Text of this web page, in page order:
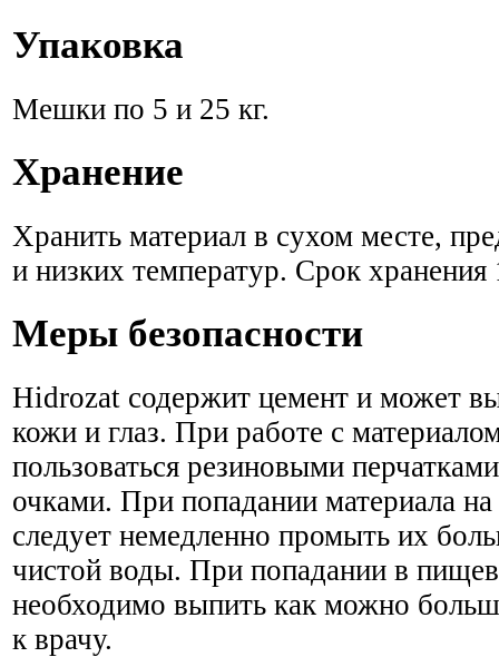
Упаковка
Мешки по 5 и 25 кг.
Хранение
Хранить материал в сухом месте,
и низких температур. Срок хранения
Меры безопасности
Hidrozat содержит цемент и может
кожи и глаз. При работе с
пользоваться резиновыми
очками. При попадании материала на
следует немедленно промыть их
чистой воды. При попадании в
необходимо выпить как можно
к врачу.